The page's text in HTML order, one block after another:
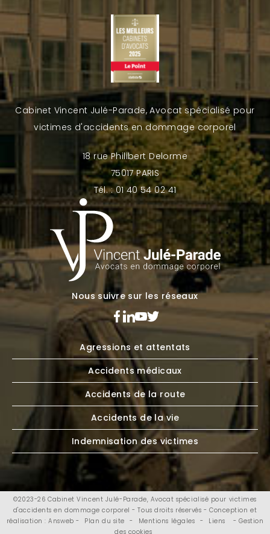
Cabinet Vincent Julé-Parade, Avocat spécialisé pour
victimes d'accidents en dommage corporel
18 rue Philibert Delorme
75017 PARIS
Tél. : 01 40 54 02 41
Nous suivre sur les réseaux
Agressions et attentats
Accidents médicaux
Accidents de la route
Accidents de la vie
Indemnisation des victimes
©2023-26 Cabinet Vincent Julé-Parade, Avocat spécialisé pour victimes
d'accidents en dommage corporel - Tous droits réservés - Conception et
réalisation : Answeb -
Plan du site - Mentions légales - Liens
- Gestion
des cookies